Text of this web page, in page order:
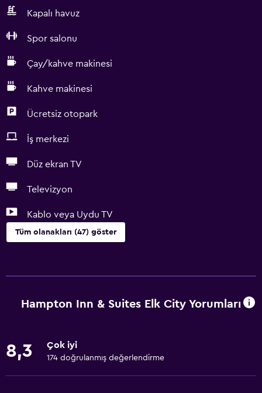
Kapalı havuz
Spor salonu
Çay/kahve makinesi
Kahve makinesi
Ücretsiz otopark
İş merkezi
Düz ekran TV
Televizyon
Kablo veya Uydu TV
Tüm olanakları (47) göster
İş merkezi
Toplantı/Resmi Yemek
Hampton Inn & Suites Elk City Yorumları
8,3 Çok iyi
174 doğrulanmış değerlendirme